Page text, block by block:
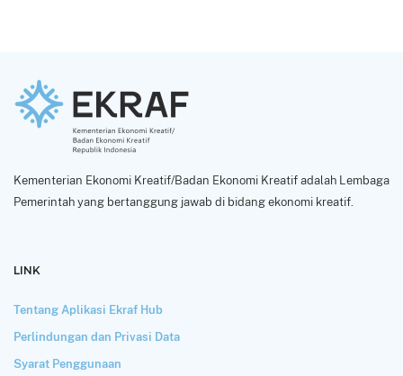
Kementerian Ekonomi Kreatif/Badan Ekonomi Kreatif adalah Lembaga
Pemerintah yang bertanggung jawab di bidang ekonomi kreatif.
LINK
Tentang Aplikasi Ekraf Hub
Perlindungan dan Privasi Data
Syarat Penggunaan